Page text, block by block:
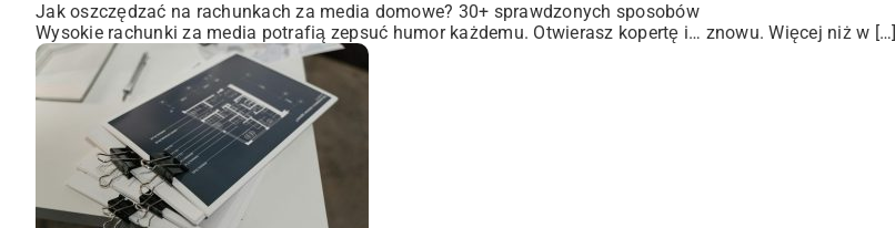
Jak oszczędzać na rachunkach za media domowe? 30+ sprawdzonych sposobów
Wysokie rachunki za media potrafią zepsuć humor każdemu. Otwierasz kopertę i… znowu. Więcej niż w […]